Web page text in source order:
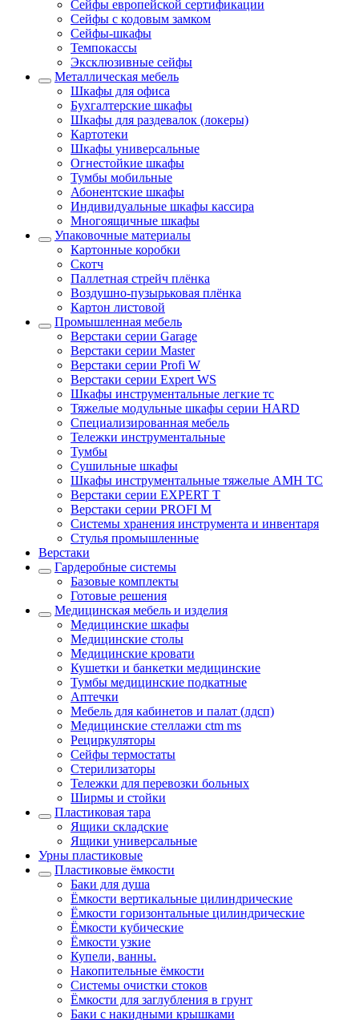
Сейфы европейской сертификации
Сейфы с кодовым замком
Сейфы-шкафы
Темпокассы
Эксклюзивные сейфы
Металлическая мебель
Шкафы для офиса
Бухгалтерские шкафы
Шкафы для раздевалок (локеры)
Картотеки
Шкафы универсальные
Огнестойкие шкафы
Тумбы мобильные
Абонентские шкафы
Индивидуальные шкафы кассира
Многоящичные шкафы
Упаковочные материалы
Картонные коробки
Скотч
Паллетная стрейч плёнка
Воздушно-пузырьковая плёнка
Картон листовой
Промышленная мебель
Верстаки серии Garage
Верстаки серии Master
Верстаки серии Profi W
Верстаки серии Expert WS
Шкафы инструментальные легкие тс
Тяжелые модульные шкафы серии HARD
Cпециализированная мебель
Тележки инструментальные
Тумбы
Cушильные шкафы
Шкафы инструментальные тяжелые AMH TC
Верстаки серии EXPERT T
Верстаки серии PROFI M
Системы хранения инструмента и инвентаря
Стулья промышленные
Верстаки
Гардеробные системы
Базовые комплекты
Готовые решения
Медицинская мебель и изделия
Медицинские шкафы
Медицинские столы
Медицинские кровати
Кушетки и банкетки медицинские
Тумбы медицинские подкатные
Аптечки
Мебель для кабинетов и палат (лдсп)
Медицинские стеллажи ctm ms
Рециркуляторы
Сейфы термостаты
Стерилизаторы
Тележки для перевозки больных
Ширмы и стойки
Пластиковая тара
Ящики складские
Ящики универсальные
Урны пластиковые
Пластиковые ёмкости
Баки для душа
Ёмкости вертикальные цилиндрические
Ёмкости горизонтальные цилиндрические
Ёмкости кубические
Ёмкости узкие
Купели, ванны.
Накопительные ёмкости
Системы очистки стоков
Ёмкости для заглубления в грунт
Баки с накидными крышками